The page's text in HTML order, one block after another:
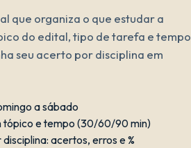
que organiza o que estudar a
do edital, tipo de tarefa e tempo
seu acerto por disciplina em
a sábado
tópico e tempo (30/60/90 min)
acertos, erros e %